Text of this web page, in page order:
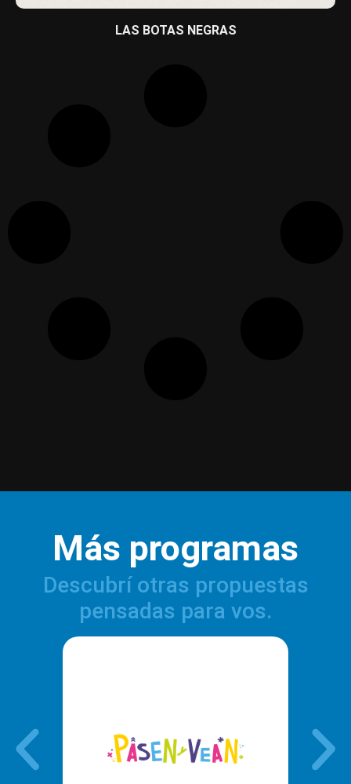
LAS BOTAS NEGRAS
Más programas
Descubrí otras propuestas
pensadas para vos.